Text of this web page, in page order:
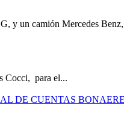
y un camión Mercedes
Cocci, para el...
DE CUENTAS